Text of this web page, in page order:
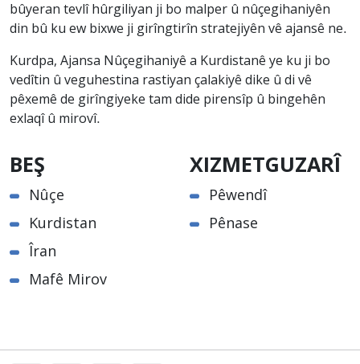
bûyeran tevlî hûrgiliyan ji bo malper û nûçegihaniyên
din bû ku ew bixwe ji girîngtirîn stratejiyên vê ajansê ne.
Kurdpa, Ajansa Nûçegihaniyê a Kurdistanê ye ku ji bo
vedîtin û veguhestina rastiyan çalakiyê dike û di vê
pêxemê de girîngiyeke tam dide pirensîp û bingehên
exlaqî û mirovî.
BEŞ
Nûçe
Kurdistan
Îran
Mafê Mirov
XIZMETGUZARÎ
Pêwendî
Pênase